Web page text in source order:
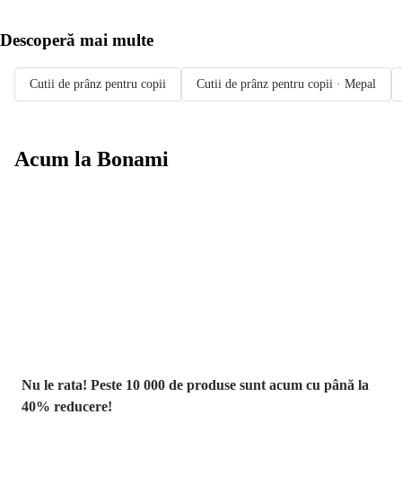
Descoperă mai multe
Cutii de prânz pentru copii Cutii de prânz pentru copii · Mepal
Acum la Bonami
Nu le rata! Peste 10 000 de produse sunt acum cu până la
40% reducere!